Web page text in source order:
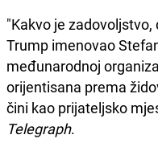
"Kakvo je
Trump imenovao
međunarodnoj
orijentisana prema
čini kao prijateljsko
Telegraph.